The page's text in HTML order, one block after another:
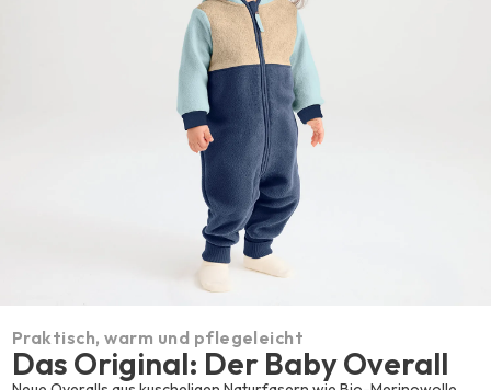
Praktisch, warm und pflegeleicht
Das Original: Der Baby Overall